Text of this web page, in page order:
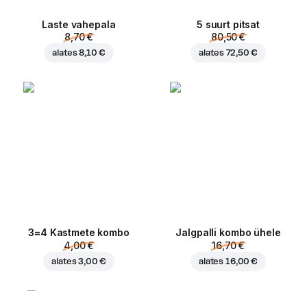
Laste vahepala
8,70 €
alates8,10 €
5 suurt pitsat
80,50 €
alates 72,50 €
3=4 Kastmete kombo
4,00 €
alates3,00 €
Jalgpalli kombo ühele
16,70 €
alates 16,00 €